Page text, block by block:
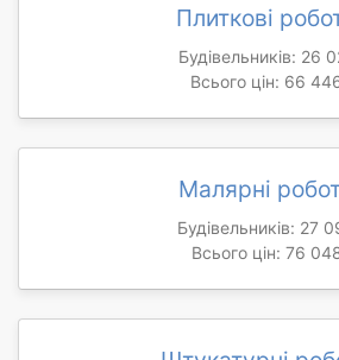
Плиткові
Будівельників: 26
Всього цін: 66
Малярні
Будівельників: 27
Всього цін: 76